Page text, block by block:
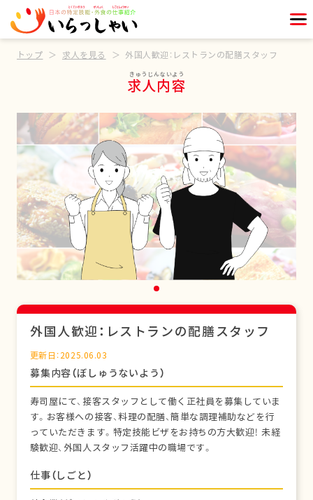
トップ 求人を見る 外国人歓迎：レストランの配膳スタッフ
求人内容
外国人歓迎：レストランの配膳スタッフ
更新日：2025.06.03
募集内容（ぼしゅうないよう）
寿司屋にて、接客スタッフとして働く正社員を募集していま
す。お客様への接客、料理の配膳、簡単な調理補助などを行
っていただきます。特定技能ビザをお持ちの方大歓迎！ 未経
験歓迎、外国人スタッフ活躍中の職場です。
仕事（しごと）